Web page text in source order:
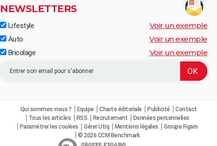
NEWSLETTERS
Lifestyle Voir un exemple
Auto Voir un exemple
Bricolage Voir un exemple
Qui sommes-nous ? Equipe Charte éditoriale Publicité
Contact
Tous les articles
RSS Recrutement
Données personnelles
Paramétrer les cookies
Gérer Utiq Mentions légales
Groupe Figaro
© 2026 CCM Benchmark